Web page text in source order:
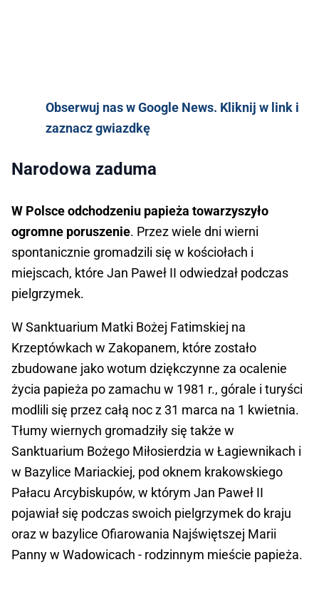
Obserwuj nas w Google News. Kliknij w link i
zaznacz gwiazdkę
Narodowa zaduma
W Polsce odchodzeniu papieża towarzyszyło
ogromne poruszenie. Przez wiele dni wierni
spontanicznie gromadzili się w kościołach i
miejscach, które Jan Paweł II odwiedzał podczas
pielgrzymek.
W Sanktuarium Matki Bożej Fatimskiej na
Krzeptówkach w Zakopanem, które zostało
zbudowane jako wotum dziękczynne za ocalenie
życia papieża po zamachu w 1981 r., górale i turyści
modlili się przez całą noc z 31 marca na 1 kwietnia.
Tłumy wiernych gromadziły się także w
Sanktuarium Bożego Miłosierdzia w Łagiewnikach i
w Bazylice Mariackiej, pod oknem krakowskiego
Pałacu Arcybiskupów, w którym Jan Paweł II
pojawiał się podczas swoich pielgrzymek do kraju
oraz w bazylice Ofiarowania Najświętszej Marii
Panny w Wadowicach - rodzinnym mieście papieża.